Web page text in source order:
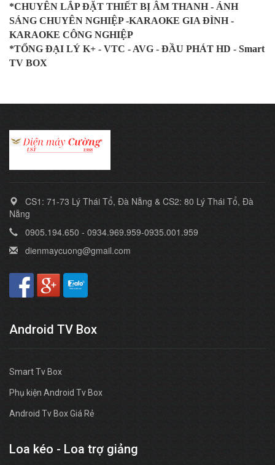
*CHUYÊN LẮP ĐẶT THIẾT BỊ ÂM THANH - ÁNH
SÁNG CHUYÊN NGHIỆP -KARAOKE GIA ĐÌNH -
KARAOKE CÔNG NGHIỆP
*TỔNG ĐẠI LÝ K+ - VTC - AVG - ĐẦU PHÁT HD - Smart
TV BOX
CS1: 71-73 Lý Thái Tổ, Đà Nẵng & CS2: 80 Lý Thái Tổ, Đà
Nẵng
0905.194.650 - 0934.969.959-0935.001.959
dienmaycuong@gmail.com
Android TV Box
Smart Tv Box
Phụ kiện Android Tv Box
Android Tv Box Giá Rẻ
Loa kéo - Loa trợ giảng